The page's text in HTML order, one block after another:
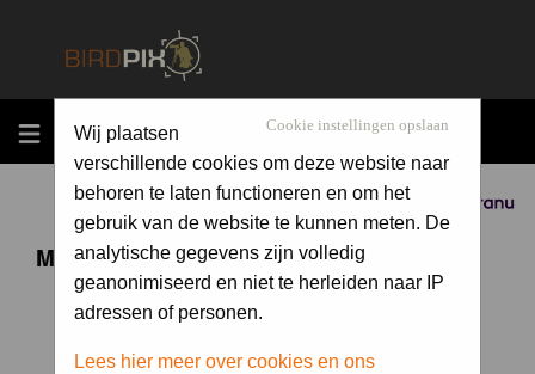
MENU
Sponsored by
Cookie instellingen opslaan
Wij plaatsen
verschillende cookies om deze website naar
behoren te laten functioneren en om het
gebruik van de website te kunnen meten. De
analytische gegevens zijn volledig
geanonimiseerd en niet te herleiden naar IP
adressen of personen.
Lees hier meer over cookies en ons
Maandopdracht 'lentekriebels'
De maandopdracht van Birdpix is een competitie voor
en door de Birdpix fotografen community: